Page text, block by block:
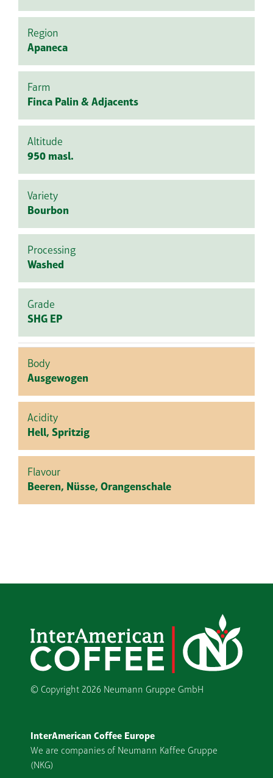
Region
Apaneca
Farm
Finca Palin & Adjacents
Altitude
950 masl.
Variety
Bourbon
Processing
Washed
Grade
SHG EP
Body
Ausgewogen
Acidity
Hell, Spritzig
Flavour
Beeren, Nüsse, Orangenschale
InterAmerican Coffee Europe
We are companies of Neumann Kaffee Gruppe
(NKG)
© Copyright 2026 Neumann Gruppe GmbH